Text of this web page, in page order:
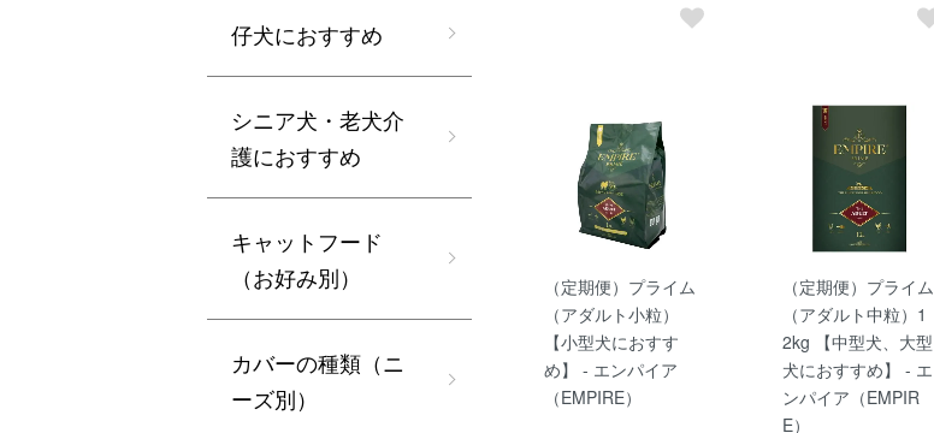
（定期便）プライム
（アダルト小粒）
【小型犬におすす
め】 - エンパイア
（EMPIRE）
（定期便）プライム
（アダルト中粒）1
2kg 【中型犬、大型
犬におすすめ】 - エ
ンパイア（EMPIR
E）
仔犬におすすめ
シニア犬・老犬介
護におすすめ
キャットフード
（お好み別）
カバーの種類（ニ
ーズ別）